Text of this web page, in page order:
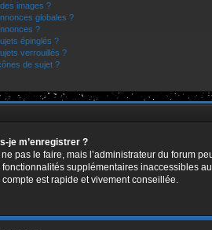
images ?
globales ?
?
épinglés ?
verrouillés ?
de sujet ?
je m’enregistrer ?
pas le faire, mais l’administrateur du forum
supplémentaires inaccessibles
compte est rapide et vivement conseillée.